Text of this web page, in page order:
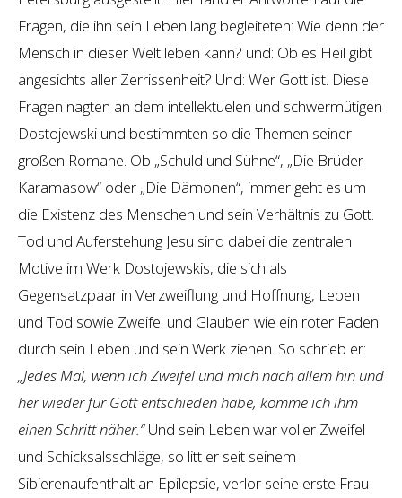
Fragen, die ihn sein Leben lang begleiteten: Wie denn der
Mensch in dieser Welt leben kann? und: Ob es Heil gibt
angesichts aller Zerrissenheit? Und: Wer Gott ist. Diese
Fragen nagten an dem intellektuelen und schwermütigen
Dostojewski und bestimmten so die Themen seiner
großen Romane. Ob „Schuld und Sühne“, „Die Brüder
Karamasow“ oder „Die Dämonen“, immer geht es um
die Existenz des Menschen und sein Verhältnis zu Gott.
Tod und Auferstehung Jesu sind dabei die zentralen
Motive im Werk Dostojewskis, die sich als
Gegensatzpaar in Verzweiflung und Hoffnung, Leben
und Tod sowie Zweifel und Glauben wie ein roter Faden
durch sein Leben und sein Werk ziehen. So schrieb er:
„Jedes Mal, wenn ich Zweifel und mich nach allem hin und
her wieder für Gott entschieden habe, komme ich ihm
einen Schritt näher.“Und sein Leben war voller Zweifel
und Schicksalsschläge, so litt er seit seinem
Sibierenaufenthalt an Epilepsie, verlor seine erste Frau